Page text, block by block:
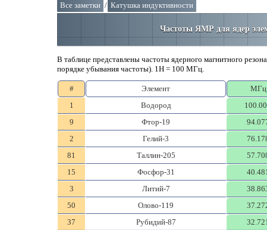
Все заметки / Катушка индуктивности
Частоты ЯМР для ядер
В таблице представлены частоты ядерного магнитного
порядке убывания частоты). 1Н = 100 МГц.
# Элемент МГц
1
Водород
9
Фтор-19
2
Гелий-3
81
Таллин-205
15
Фосфор-31 40.481
3
Литий-7
50
Олово-119
37
Рубидий-87 32.721